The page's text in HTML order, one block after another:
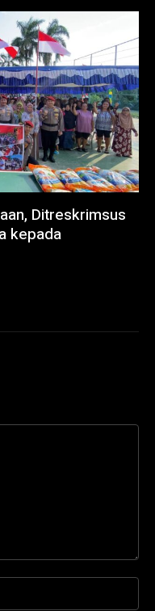
Ditreskrimsus
kepada